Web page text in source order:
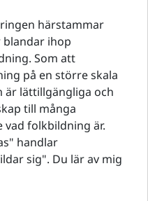
härstammar
ihop
Som att
på en större skala
är lättillgängliga och
till många
vad folkbildning är.
handlar
sig". Du lär av mig